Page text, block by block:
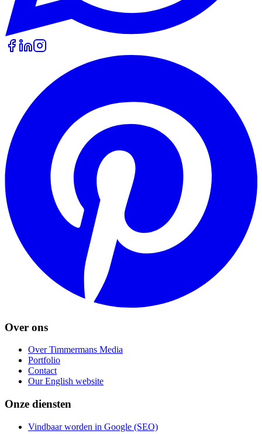
Over ons
Over Timmermans Media
Portfolio
Contact
Our English website
Onze diensten
Vindbaar worden in Google (SEO)